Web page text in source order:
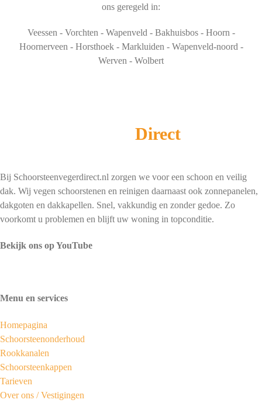
ons geregeld in:
Veessen - Vorchten - Wapenveld - Bakhuisbos - Hoorn -
Hoornerveen - Horsthoek - Markluiden - Wapenveld-noord -
Werven - Wolbert
Direct
Bij Schoorsteenvegerdirect.nl zorgen we voor een schoon en veilig
dak. Wij vegen schoorstenen en reinigen daarnaast ook zonnepanelen,
dakgoten en dakkapellen. Snel, vakkundig en zonder gedoe. Zo
voorkomt u problemen en blijft uw woning in topconditie.
Bekijk ons op YouTube
Menu en services
Homepagina
Schoorsteenonderhoud
Rookkanalen
Schoorsteenkappen
Tarieven
Over ons /Vestigingen